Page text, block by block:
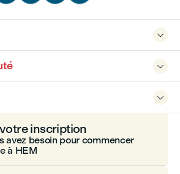



inscription
avez besoin pour commencer
à HEM